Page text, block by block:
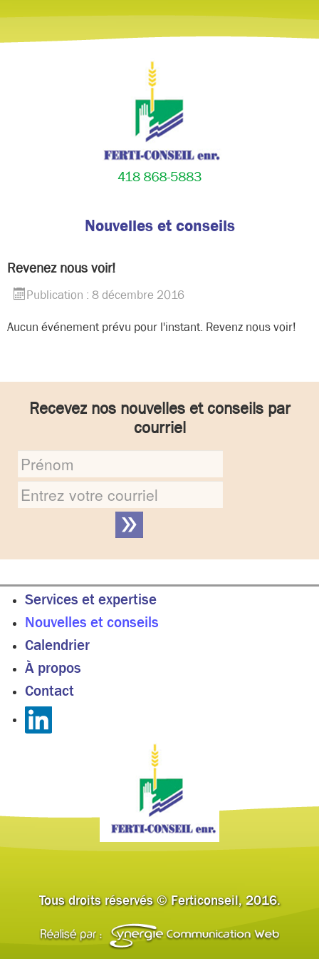
Nouvelles et conseils
Revenez nous voir!
Publication : 8 décembre 2016
Aucun événement prévu pour l'instant. Revenz nous voir!
Services et expertise
Nouvelles et conseils
Calendrier
À propos
Contact
Tous droits réservés © Ferticonseil, 2016.